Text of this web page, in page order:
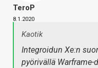
TeroP
8.1.2020
Kaotik
Integroidun Xe:n
pyörivällä